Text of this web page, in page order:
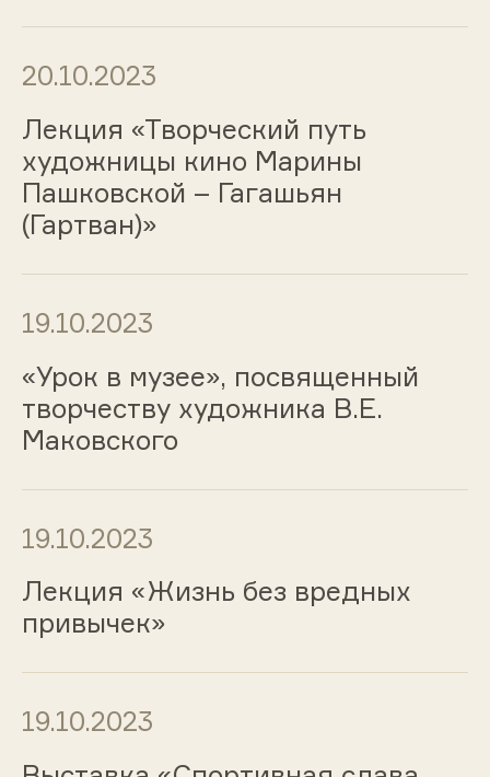
20.10.2023
Лекция «Творческий путь
художницы кино Марины
Пашковской – Гагашьян
(Гартван)»
19.10.2023
«Урок в музее», посвященный
творчеству художника В.Е.
Маковского
19.10.2023
Лекция «Жизнь без вредных
привычек»
19.10.2023